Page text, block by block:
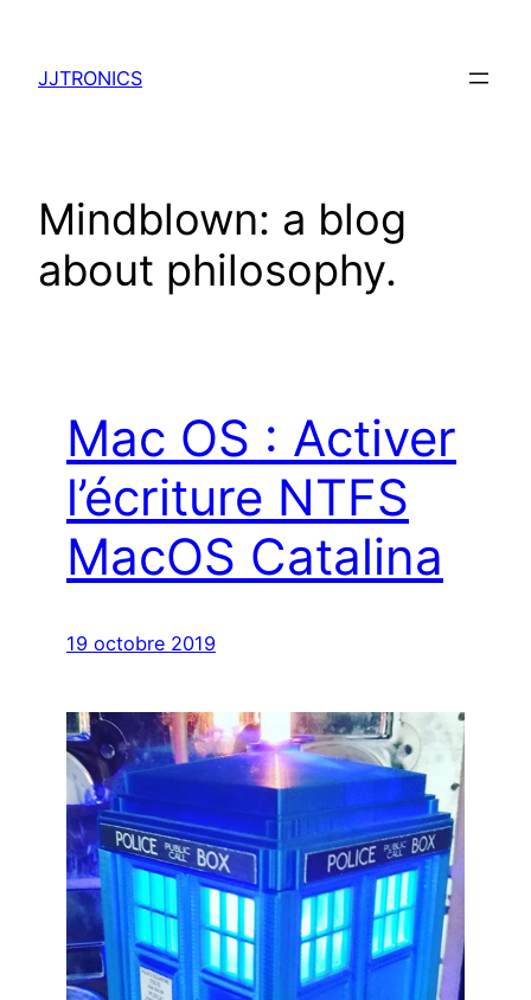
contenu
JJTRONICS
Mindblown: a blog
about philosophy.
Mac OS : Activer
l’écriture NTFS
MacOS Catalina
19 octobre 2019